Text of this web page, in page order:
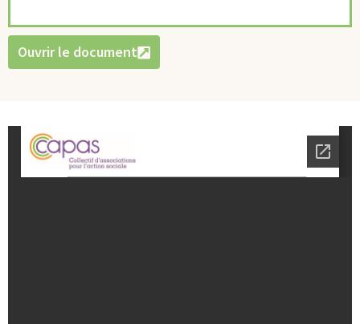
Ouvrir le document